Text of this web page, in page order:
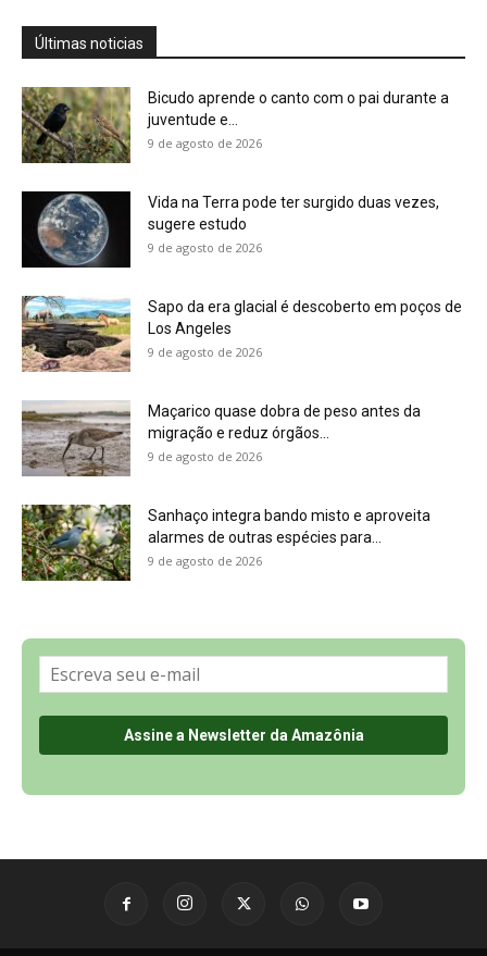
Últimas noticias
Bicudo aprende o canto com o pai durante a
juventude e...
9 de agosto de 2026
Vida na Terra pode ter surgido duas vezes,
sugere estudo
9 de agosto de 2026
Sapo da era glacial é descoberto em poços de
Los Angeles
9 de agosto de 2026
Maçarico quase dobra de peso antes da
migração e reduz órgãos...
9 de agosto de 2026
Sanhaço integra bando misto e aproveita
alarmes de outras espécies para...
9 de agosto de 2026